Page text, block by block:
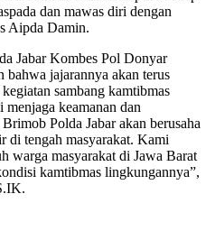
dan mawas diri dengan
Aipda Damin.
Jabar Kombes Pol Donyar
jajarannya akan terus
sambang kamtibmas
keamanan dan
Polda Jabar akan berusaha
di tengah masyarakat. Kami
warga masyarakat di Jawa Barat
kamtibmas lingkungannya”,